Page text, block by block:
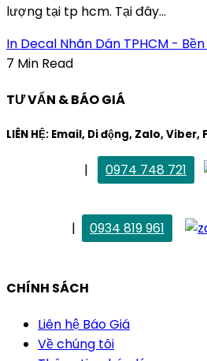
lượng tại tp hcm. Tại đây...
In Decal Nhãn Dán TPHCM -
7 Min Read
TƯ VẤN & BÁO GIÁ
LIÊN HỆ: Email, Di động, Zalo,
|
0974 748 721
|
0934 819 961
CHÍNH SÁCH
Liên hệ Báo Giá
Về chúng tôi